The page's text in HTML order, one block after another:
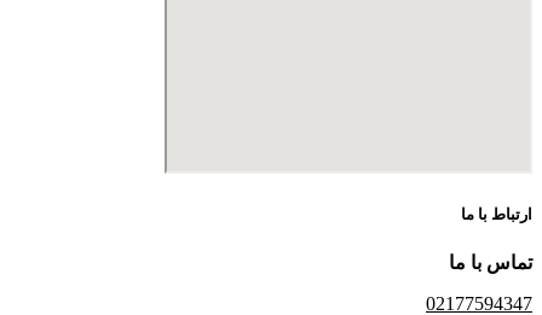
ارتباط با ما
تماس با ما
02177594347